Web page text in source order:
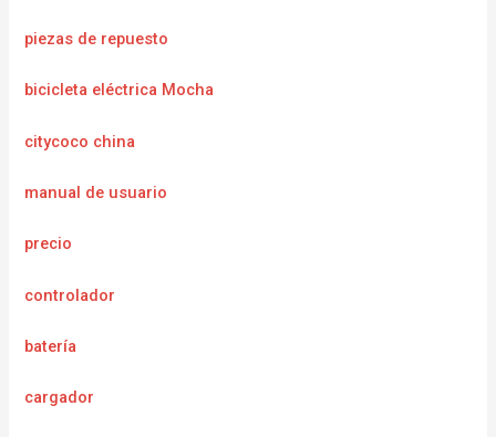
piezas de repuesto
bicicleta eléctrica Mocha
citycoco china
manual de usuario
precio
controlador
batería
cargador